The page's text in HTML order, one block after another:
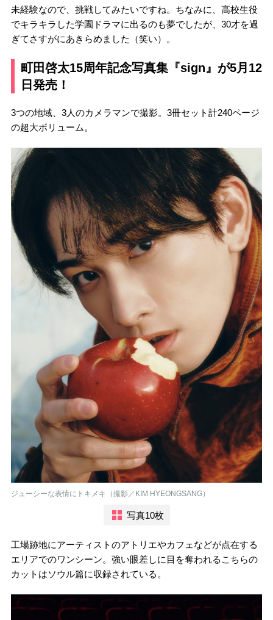
未経験なので、挑戦してみたいですね。ちなみに、高校生役
でキラキラした学園ドラマに出るのも夢でしたが、30才を過
ぎてさすがにあきらめました（笑い）。
町田啓太15周年記念写真集『sign』が5月12
日発売！
3つの地域、3人のカメラマンで撮影。3冊セット計240ページ
の超大ボリューム。
ジューシーな表情にトキメキ（撮影／KIM HYEONGSANG）
写真10枚
工場跡地にアーティストのアトリエやカフェなどが点在する
エリアでのワンシーン。強い眼差しに目を奪われるこちらの
カットはソウル篇に収録されている。